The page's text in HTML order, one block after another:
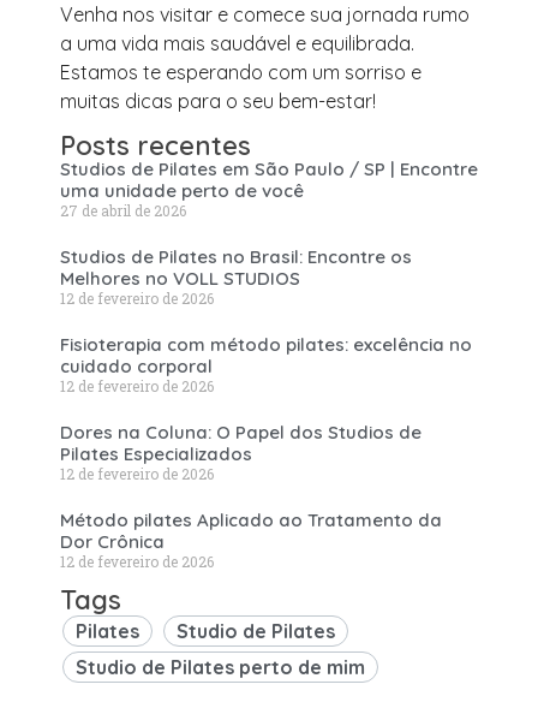
Venha nos visitar e comece sua jornada rumo
a uma vida mais saudável e equilibrada.
Estamos te esperando com um sorriso e
muitas dicas para o seu bem-estar!
Posts recentes
Studios de Pilates em São Paulo / SP | Encontre
uma unidade perto de você
27 de abril de 2026
Studios de Pilates no Brasil: Encontre os
Melhores no VOLL STUDIOS
12 de fevereiro de 2026
Fisioterapia com método pilates: excelência no
cuidado corporal
12 de fevereiro de 2026
Dores na Coluna: O Papel dos Studios de
Pilates Especializados
12 de fevereiro de 2026
Método pilates Aplicado ao Tratamento da
Dor Crônica
12 de fevereiro de 2026
Tags
Pilates
Studio de Pilates
Studio de Pilates perto de mim